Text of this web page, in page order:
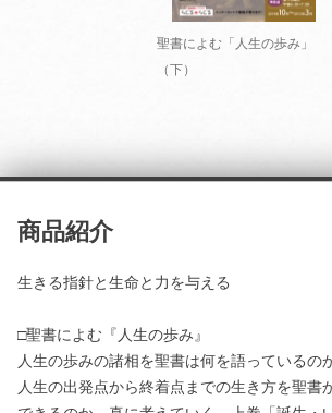
聖書によむ「人生の歩み」
（下）
商品紹介
生きる指針と生命と力を与える
□聖書によむ『人生の歩み』
人生の歩みの諸相を聖書は何を語っているの
人生の出発点から終着点までの生き方を聖書